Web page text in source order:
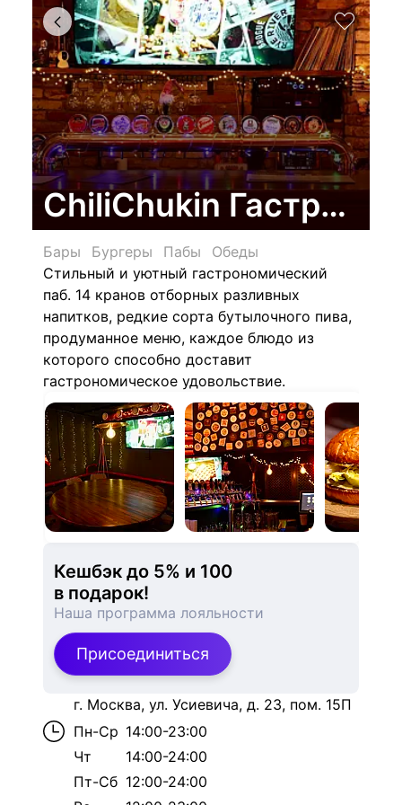
ChiliChukin ГастроПаб
Бары Бургеры Пабы
Обеды
Стильный и уютный гастрономический
паб. 14 кранов отборных разливных
напитков, редкие сорта бутылочного пива,
продуманное меню, каждое блюдо из
которого способно доставит
гастрономическое удовольствие.
Кешбэк до 5% и 100
в подарок!
Наша программа лояльности
Присоединиться
г. Москва, ул. Усиевича, д. 23, пом. 15П
Пн-Ср 14:00-23:00
Чт
14:00-24:00
Пт-Сб 12:00-24:00